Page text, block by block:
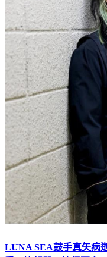
LUNA SEA鼓手真矢病